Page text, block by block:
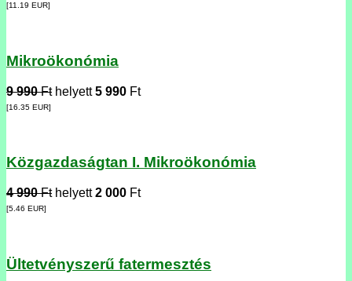
[11.19 EUR]
Mikroökonómia
9 990 Fthelyett5 990 Ft
[16.35 EUR]
Közgazdaságtan I. Mikroökonómia
4 990 Fthelyett2 000 Ft
[5.46 EUR]
Ültetvényszerű fatermesztés